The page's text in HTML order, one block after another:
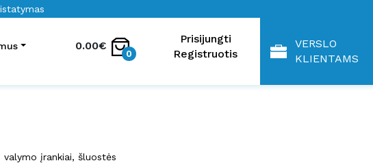
0.00€
0
Prisijungti
Registruotis
VERSLO
KLIENTAMS
valymo įrankiai, šluostės